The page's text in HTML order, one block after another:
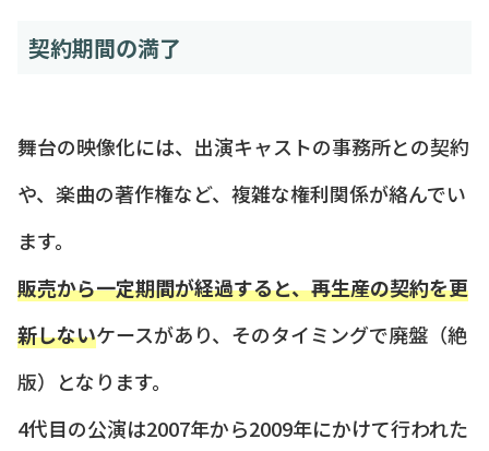
契約期間の満了
舞台の映像化には、出演キャストの事務所との契約
や、楽曲の著作権など、複雑な権利関係が絡んでい
ます。
販売から一定期間が経過すると、再生産の契約を更
新しないケースがあり、そのタイミングで廃盤（絶
版）となります。
4代目の公演は2007年から2009年にかけて行われた